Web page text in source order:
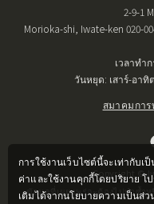
การใช้งานเว็บไซต์นี้จะเท่ากับเ
ค่าและใช้งานคุกกี้โดยปริยาย โ
เติมได้จากนโยบายความเป็นส่ว
2-9-1
Morioka-shi, Iwate-ken 020-
เวลาทำก
วันหยุด: เสาร์-อา
สมาคมการ
Copyright ©
ข้อมูลที่เผยแพร่จะต้องไม่ทำซ้ำ